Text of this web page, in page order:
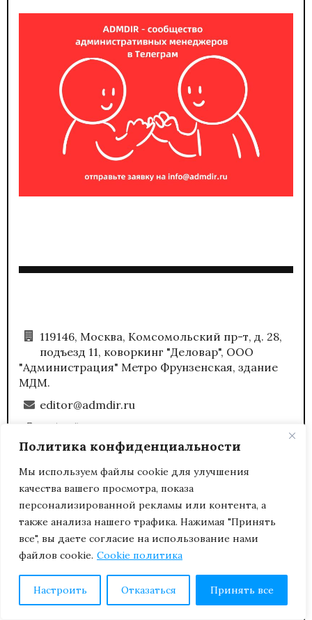
Политика конфиденциальности
Мы используем файлы cookie для улучшения
качества вашего просмотра, показа
персонализированной рекламы или контента, а
также анализа нашего трафика. Нажимая "Принять
все", вы даете согласие на использование нами
файлов cookie. Cookie политика
Настроить Отказаться Принять все
119146, Москва, Комсомольский пр-т, д. 28,
подъезд 11, коворкинг "Деловар", ООО
"Администрация" Метро Фрунзенская, здание
МДМ.
editor@admdir.ru
+7 (495) 969-8768
пн-пт с 10:00 до 18:00
(С) Полное или частичное копирование любых
материалов сайта возможно только с
письменного разрешения редакции журнала